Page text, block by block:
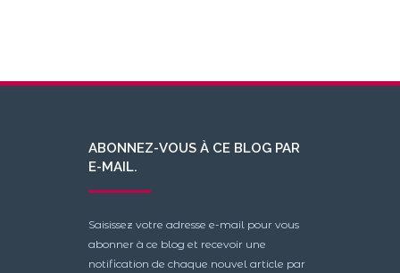
ABONNEZ-VOUS À CE BLOG PAR
E-MAIL.
Saisissez votre adresse e-mail pour vous
abonner à ce blog et recevoir une
notification de chaque nouvel article par